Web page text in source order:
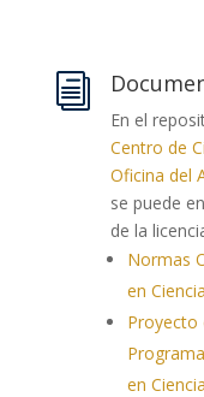
i
En el
Centro de
Oficina del
se puede
de la
Normas
en
Proyecto
en